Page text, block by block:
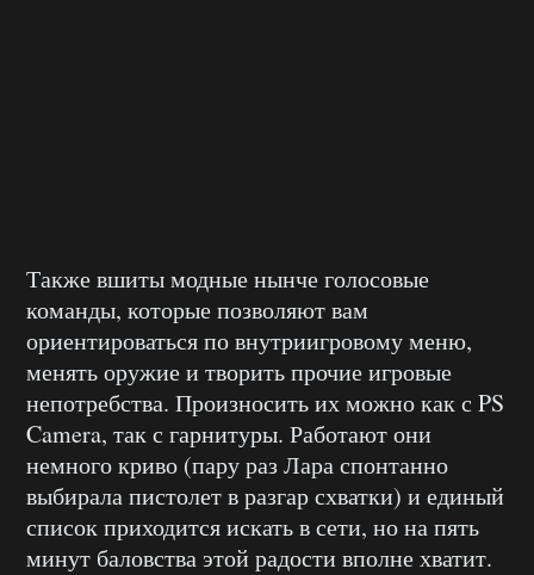
Также вшиты модные нынче голосовые
команды, которые позволяют вам
ориентироваться по внутриигровому меню,
менять оружие и творить прочие игровые
непотребства. Произносить их можно как с PS
Camera, так с гарнитуры. Работают они
немного криво (пару раз Лара спонтанно
выбирала пистолет в разгар схватки) и единый
список приходится искать в сети, но на пять
минут баловства этой радости вполне хватит.